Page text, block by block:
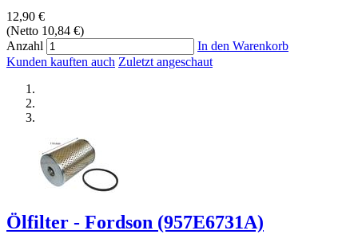
12,90 €
(Netto 10,84 €)
Anzahl
In den Warenkorb
Kunden kauften auch Zuletzt angeschaut
Ölfilter - Fordson (957E6731A)